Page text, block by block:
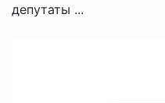
депутаты ...